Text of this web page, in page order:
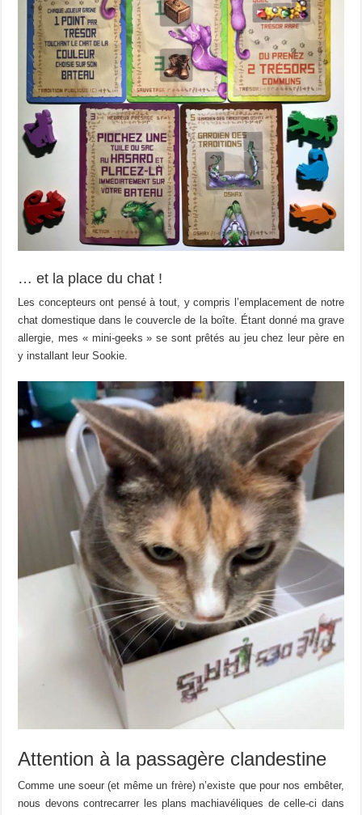
… et la place du chat !
Les concepteurs ont pensé à tout, y compris l’emplacement de notre
chat domestique dans le couvercle de la boîte. Étant donné ma grave
allergie, mes « mini-geeks » se sont prêtés au jeu chez leur père en
y installant leur Sookie.
Attention à la passagère clandestine
Comme une soeur (et même un frère) n’existe que pour nos embêter,
nous devons contrecarrer les plans machiavéliques de celle-ci dans